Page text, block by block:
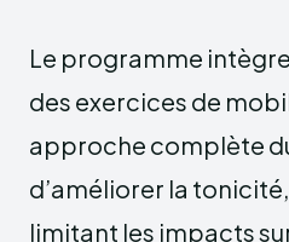
Le programme
des exercices de
approche complète
d’améliorer la
limitant les impacts